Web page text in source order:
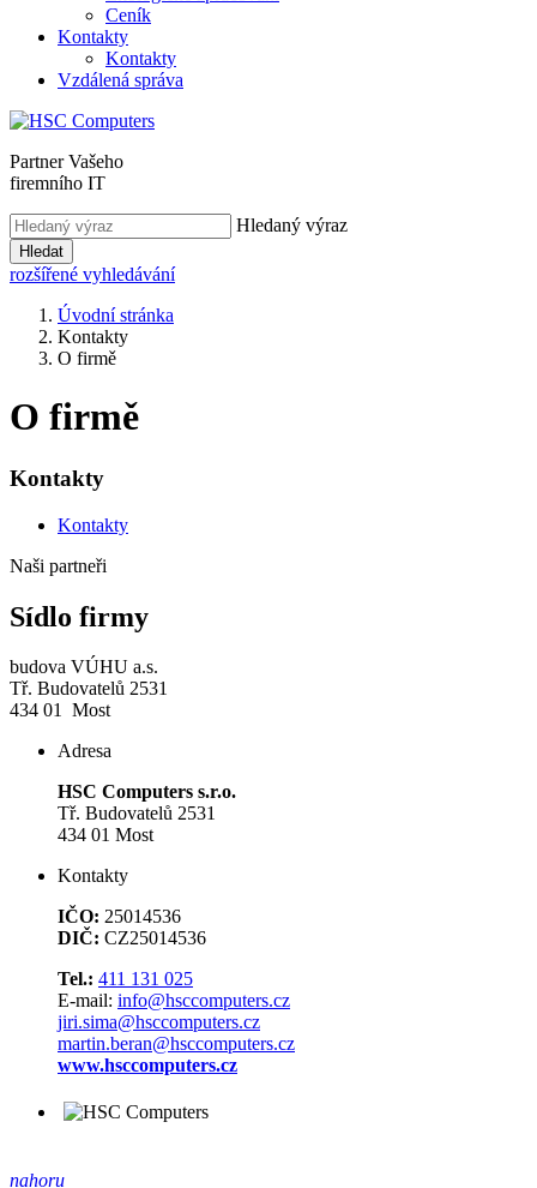
Ceník
Kontakty
Kontakty
Vzdálená správa
Partner Vašeho
firemního IT
Hledaný výraz
Hledat
rozšířené vyhledávání
Úvodní stránka
Kontakty
O firmě
O firmě
Kontakty
Kontakty
Naši partneři
Sídlo firmy
budova VÚHU a.s.
Tř. Budovatelů 2531
434 01 Most
Adresa
HSC Computers s.r.o.
Tř. Budovatelů 2531
434 01 Most
Kontakty
IČO: 25014536
DIČ: CZ25014536
Tel.: 411 131 025
E-mail: info@hsccomputers.cz
jiri.sima@hsccomputers.cz
martin.beran@hsccomputers.cz
www.hsccomputers.cz
nahoru